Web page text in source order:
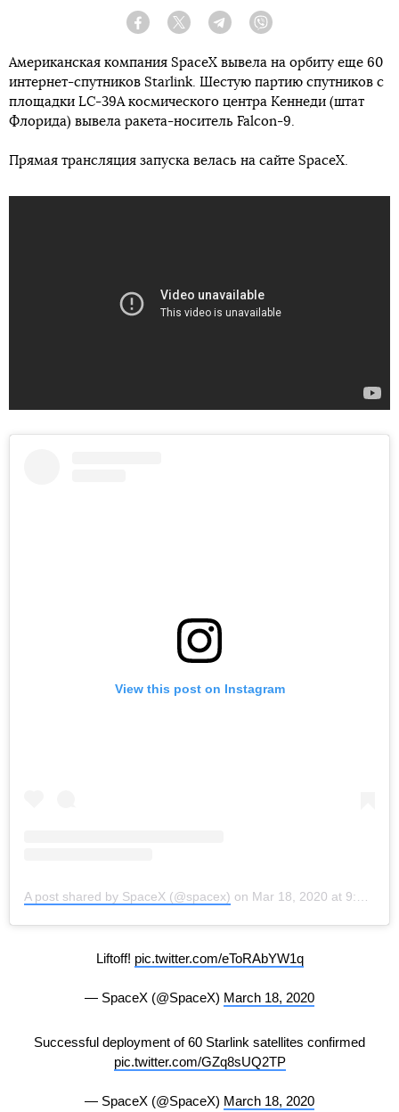
Facebook Twitter Telegram
Американская компания SpaceX вывела на орбиту еще 60
интернет-спутников Starlink. Шестую партию спутников с
площадки LC-39A космического центра Кеннеди (штат
Флорида) вывела ракета-носитель Falcon-9.
Прямая трансляция запуска велась на сайте SpaceX.
View this post on Instagram
A post shared by SpaceX (@spacex) on Mar 18, 2020 at 9:25am PDT
Liftoff! pic.twitter.com/eToRAbYW1q
— SpaceX (@SpaceX) March 18, 2020
Successful deployment of 60 Starlink satellites confirmed
pic.twitter.com/GZq8sUQ2TP
— SpaceX (@SpaceX) March 18, 2020